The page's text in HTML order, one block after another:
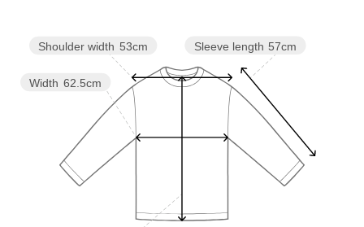
Sleeve length 57cm
Width 62.5cm
Shoulder width 53cm